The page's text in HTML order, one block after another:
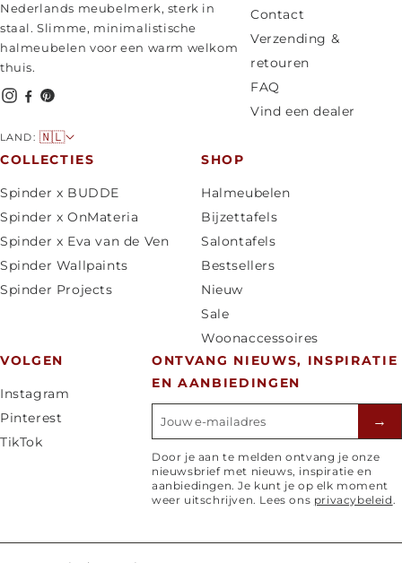
Nederlands meubelmerk, sterk in
staal. Slimme, minimalistische
halmeubelen voor een warm welkom
thuis.
LAND: L
a
/
r
e
g
🇳🇱
Contact
Verzending &
retouren
FAQ
Vind een dealer
COLLECTIES
Spinder x BUDDE
Spinder x OnMateria
Spinder x Eva van de Ven
Spinder Wallpaints
Spinder Projects
SHOP
Halmeubelen
Bijzettafels
Salontafels
Bestsellers
Nieuw
Sale
Woonaccessoires
VOLGEN
Instagram
Pinterest
TikTok
ONTVANG NIEUWS, INSPIRATIE
EN AANBIEDINGEN
E-mailadres →
Door je aan te melden ontvang je onze
nieuwsbrief met nieuws, inspiratie en
aanbiedingen. Je kunt je op elk moment
weer uitschrijven. Lees ons privacybeleid.